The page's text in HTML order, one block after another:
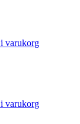
varukorg
varukorg